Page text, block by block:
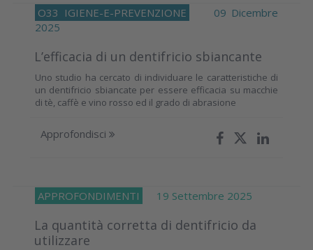
O33 IGIENE-E-PREVENZIONE
09 Dicembre
2025
L’efficacia di un dentifricio sbiancante
Uno studio ha cercato di individuare le caratteristiche di
un dentifricio sbiancate per essere efficacia su macchie
di tè, caffè e vino rosso ed il grado di abrasione
Approfondisci
APPROFONDIMENTI 19 Settembre 2025
La quantità corretta di dentifricio da
utilizzare